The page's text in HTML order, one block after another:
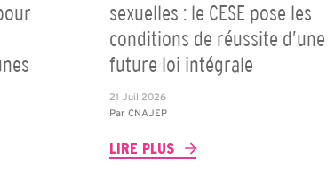
sexuelles : le CESE pose les
conditions de réussite d’une
future loi intégrale
21 Juil 2026
Par CNAJEP
LIRE PLUS